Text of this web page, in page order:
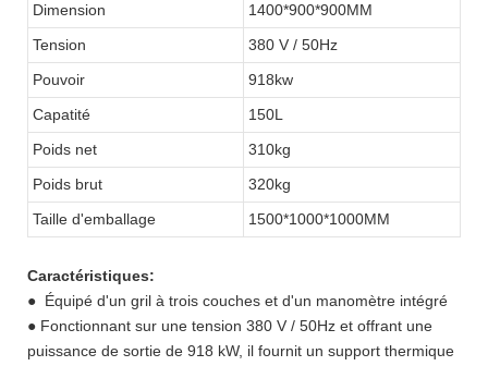
Dimension
1400*900*900MM
Tension
380 V / 50Hz
Pouvoir
918kw
Capatité
150L
Poids net
310kg
Poids brut
320kg
Taille d'emballage
1500*1000*1000MM
Caractéristiques:
● Équipé d'un gril à trois couches et d'un manomètre intégré
● Fonctionnant sur une tension 380 V / 50Hz et offrant une
puissance de sortie de 918 kW, il fournit un support thermique